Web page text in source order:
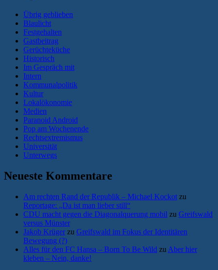
Übrig geblieben
Blaulicht
Festgehalten
Gastbeitrag
Gerüchteküche
Historisch
Im Gespräch mit
Intern
Kommunalpolitik
Kultur
Lokalökonomie
Medien
Paranoid Android
Pop am Wochenende
Rechtsextremismus
Universität
Unterwegs
Neueste Kommentare
Am rechten Rand der Republik – Michael Kockot zu
Reportage: „Da ist man lieber still“
CDU macht gegen die Diagonalquerung mobil zu Greifswald
versus Münster
Jakob Krüger zu Greifswald im Fokus der Identitären
Bewegung (?)
Alles für den FC Hansa – Born To Be Wild zu Aber hier
kleben – Nein, danke!